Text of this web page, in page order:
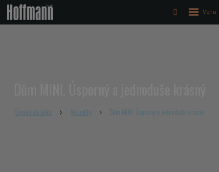
Vyhledávání
menu
Úvodní stránka Aktuality Dům MINI. Úsporný a jednoduše krásný